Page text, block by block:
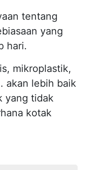
tentang
yang
hari.
mikroplastik,
akan lebih baik
yang tidak
kotak